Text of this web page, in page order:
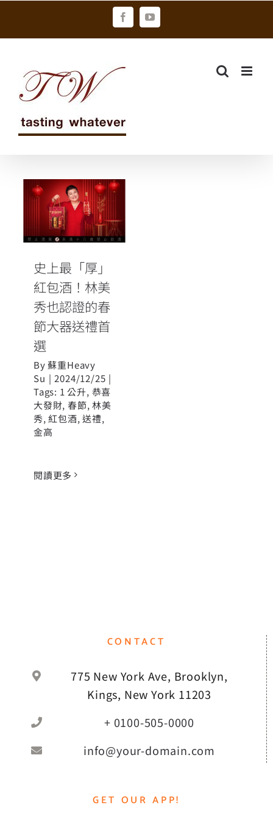
FacebookYouTube
史上最「厚」
紅包酒！林美
秀也認證的春
節大器送禮首
選
史上最「厚」
紅包酒！林美
秀也認證的春
節大器送禮首
選
By蘇重Heavy
Su | 2024/12/25 |
Tags: 1 公升, 恭喜
大發財,春節,林美
秀,紅包酒,送禮,
金高
閱讀更多
CONTACT
775 New York Ave, Brooklyn,
Kings, New York 11203
+ 0100-505-0000
info@your-domain.com
GET OUR APP!